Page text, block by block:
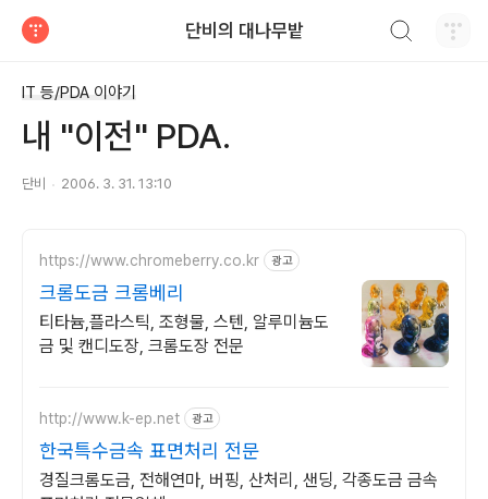
단비의 대나무밭
IT 등/PDA 이야기
내 "이전" PDA.
단비 2006. 3. 31. 13:10
https://www.chromeberry.co.kr 광고
크롬도금 크롬베리
티타늄,플라스틱, 조형물, 스텐, 알루미늄도
금 및 캔디도장, 크롬도장 전문
http://www.k-ep.net 광고
한국특수금속 표면처리 전문
경질크롬도금, 전해연마, 버핑, 산처리, 샌딩, 각종도금 금속